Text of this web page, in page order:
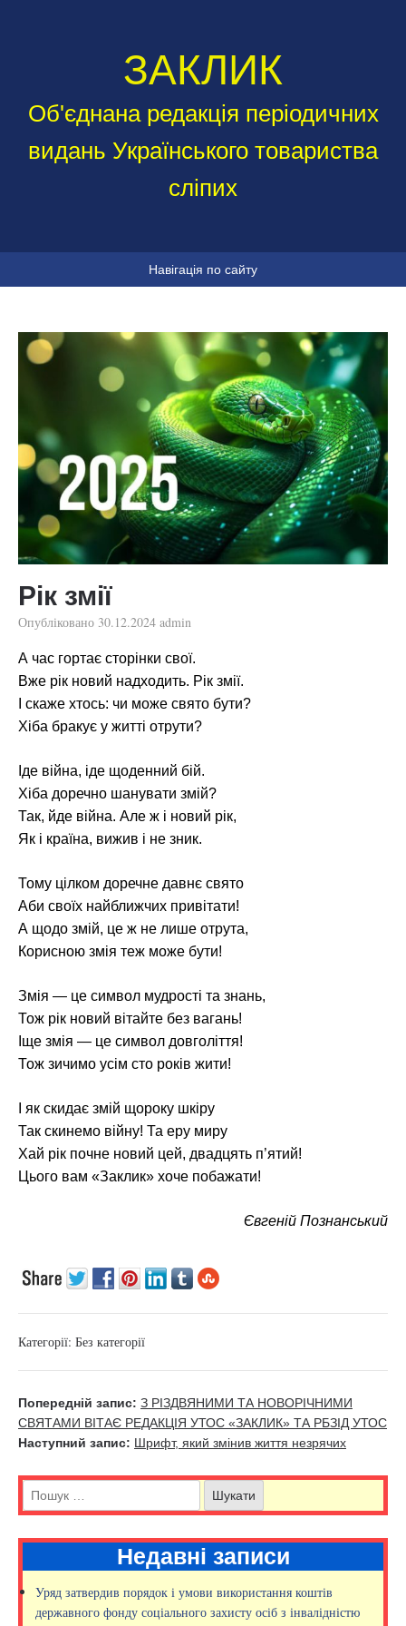
ЗАКЛИК
Об'єднана редакція періодичних
видань Українського товариства
сліпих
Навігація по сайту
Рік змії
Опубліковано 30.12.2024 admin
А час гортає сторінки свої.
Вже рік новий надходить. Рік змії.
І скаже хтось: чи може свято бути?
Хіба бракує у житті отрути?
Іде війна, іде щоденний бій.
Хіба доречно шанувати змій?
Так, йде війна. Але ж і новий рік,
Як і країна, вижив і не зник.
Тому цілком доречне давнє свято
Аби своїх найближчих привітати!
А щодо змій, це ж не лише отрута,
Корисною змія теж може бути!
Змія — це символ мудрості та знань,
Тож рік новий вітайте без вагань!
Іще змія — це символ довголіття!
Тож зичимо усім сто років жити!
І як скидає змій щороку шкіру
Так скинемо війну! Та еру миру
Хай рік почне новий цей, двадцять п’ятий!
Цього вам «Заклик» хоче побажати!
Євгеній Познанський
Категорії: Без категорії
Попередній запис: З РІЗДВЯНИМИ ТА НОВОРІЧНИМИ
СВЯТАМИ ВІТАЄ РЕДАКЦІЯ УТОС «ЗАКЛИК» ТА РБЗІД УТОС
Наступний запис: Шрифт, який змінив життя незрячих
Недавні записи
Уряд затвердив порядок і умови використання коштів
державного фонду соціального захисту осіб з інвалідністю